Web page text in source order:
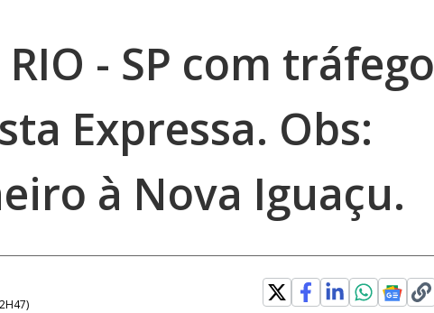
- SP com tráfego
Expressa. Obs:
à Nova Iguaçu.
)